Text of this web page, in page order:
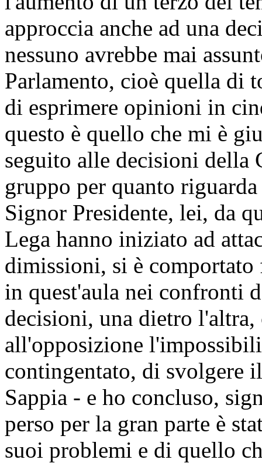
approccia anche ad una
nessuno avrebbe mai
Parlamento, cioè quella di
di esprimere opinioni in
questo è quello che mi è
seguito alle decisioni della
gruppo per quanto
Signor Presidente, lei, da
Lega hanno iniziato ad
dimissioni, si è comportato
in quest'aula nei confronti
decisioni, una dietro
all'opposizione
contingentato, di svolgere
Sappia - e ho concluso,
perso per la gran parte è
suoi problemi e di quello